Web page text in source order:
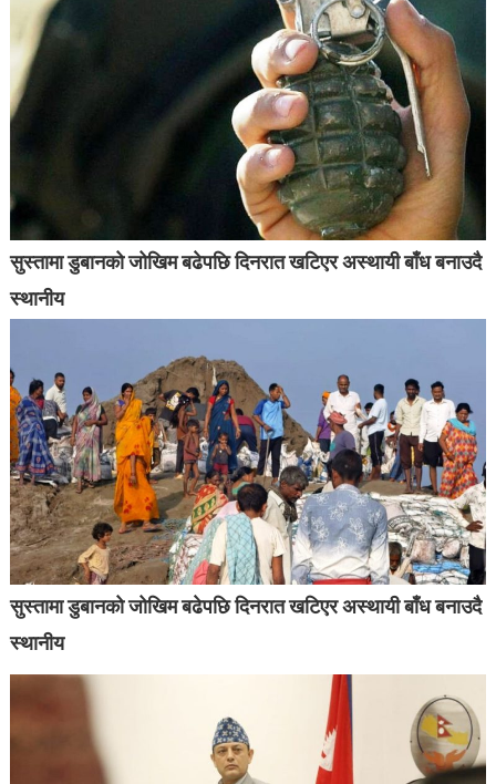
सुस्तामा डुबानको जोखिम बढेपछि दिनरात खटिएर अस्थायी बाँध बनाउदै
स्थानीय
सुस्तामा डुबानको जोखिम बढेपछि दिनरात खटिएर अस्थायी बाँध बनाउदै
स्थानीय